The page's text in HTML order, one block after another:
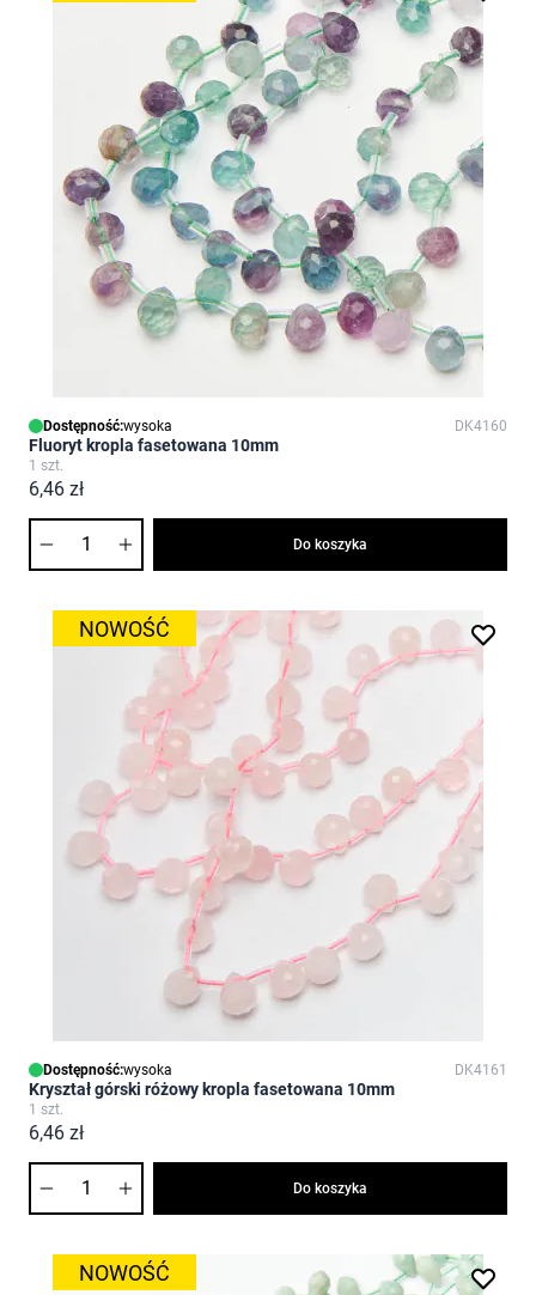
Dostępność:wysoka DK4160
Fluoryt kropla fasetowana 10mm
1 szt.
6,46 zł
Do koszyka
NOWOŚĆ
Dostępność:wysoka DK4161
Kryształ górski różowy kropla fasetowana 10mm
1 szt.
6,46 zł
Do koszyka
NOWOŚĆ